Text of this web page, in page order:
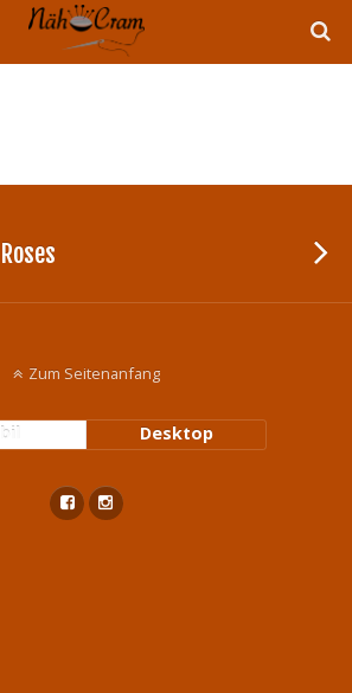
Zum Seitenanfang
Desktop